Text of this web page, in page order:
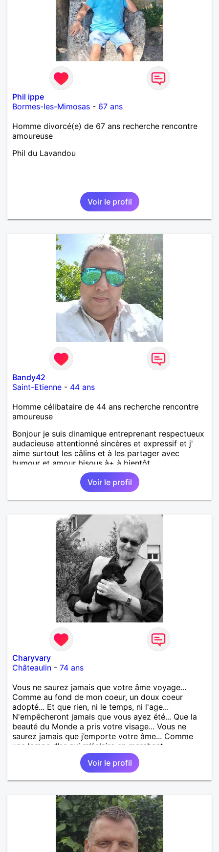
Phil ippe
Bormes-les-Mimosas - 67 ans
Homme divorcé(e) de 67 ans recherche rencontre
amoureuse
Phil du Lavandou
Voir le profil
Bandy42
Saint-Etienne - 44 ans
Homme célibataire de 44 ans recherche rencontre
amoureuse
Bonjour je suis dinamique entreprenant respectueux
audacieuse attentionné sincères et expressif et j'
aime surtout les câlins et à les partager avec
humour et amour bisous à+ à bientôt
Voir le profil
Charyvary
Châteaulin - 74 ans
Vous ne saurez jamais que votre âme voyage...
Comme au fond de mon coeur, un doux coeur
adopté... Et que rien, ni le temps, ni l'age...
N'empêcheront jamais que vous ayez été... Que la
beauté du Monde a pris votre visage... Vous ne
saurez jamais que j’emporte votre âme... Comme
une lampe d’or qui m’éclaire en marchant...
Voir le profil